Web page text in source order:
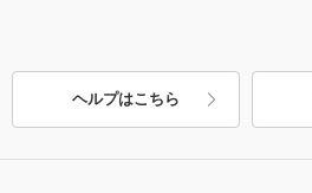
ヘルプはこちら